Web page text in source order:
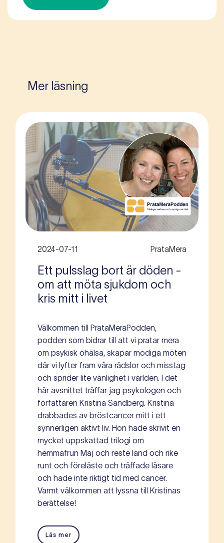
Mer läsning
2024-07-11 PrataMera
Ett pulsslag bort är döden -
om att möta sjukdom och
kris mitt i livet
Välkommen till PrataMeraPodden,
podden som bidrar till att vi pratar mera
om psykisk ohälsa, skapar modiga möten
där vi lyfter fram våra rädslor och misstag
och sprider lite vänlighet i världen. I det
här avsnittet träffar jag psykologen och
författaren Kristina Sandberg. Kristina
drabbades av bröstcancer mitt i ett
synnerligen aktivt liv. Hon hade skrivit en
mycket uppskattad trilogi om
hemmafrun Maj och reste land och rike
runt och föreläste och träffade läsare
och hade inte riktigt tid med cancer.
Varmt välkommen att lyssna till Kristinas
berättelse!
Läs mer